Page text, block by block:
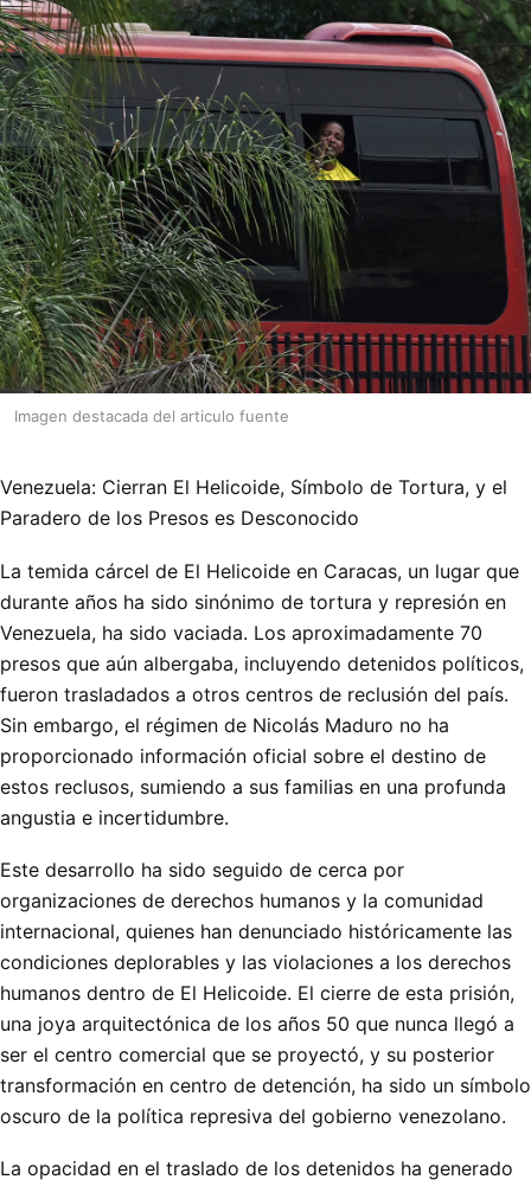
Imagen destacada del articulo fuente
Venezuela: Cierran El Helicoide, Símbolo de Tortura, y el
Paradero de los Presos es Desconocido
La temida cárcel de El Helicoide en Caracas, un lugar que
durante años ha sido sinónimo de tortura y represión en
Venezuela, ha sido vaciada. Los aproximadamente 70
presos que aún albergaba, incluyendo detenidos políticos,
fueron trasladados a otros centros de reclusión del país.
Sin embargo, el régimen de Nicolás Maduro no ha
proporcionado información oficial sobre el destino de
estos reclusos, sumiendo a sus familias en una profunda
angustia e incertidumbre.
Este desarrollo ha sido seguido de cerca por
organizaciones de derechos humanos y la comunidad
internacional, quienes han denunciado históricamente las
condiciones deplorables y las violaciones a los derechos
humanos dentro de El Helicoide. El cierre de esta prisión,
una joya arquitectónica de los años 50 que nunca llegó a
ser el centro comercial que se proyectó, y su posterior
transformación en centro de detención, ha sido un símbolo
oscuro de la política represiva del gobierno venezolano.
La opacidad en el traslado de los detenidos ha generado